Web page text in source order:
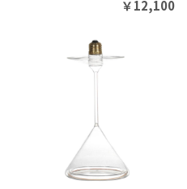
￥12,100